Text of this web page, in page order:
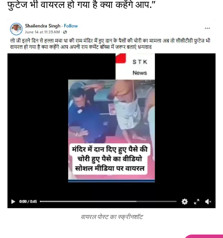
फुटेज भी वायरल हो गया है क्या कहेंगे आप.”
वायरल पोस्ट का स्क्रीनशॉट